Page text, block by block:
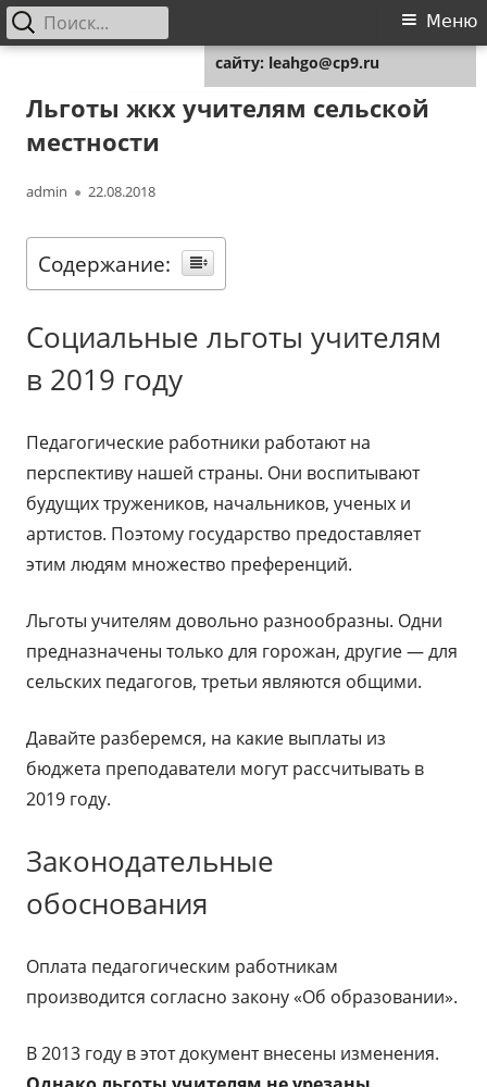
Основное
Меню
Найти:
Льготы жкх учителям сельской
местности
Автор
admin Опубликовано
22.08.2018
Содержание:
Социальные льготы учителям
в 2019 году
Педагогические работники работают на
перспективу нашей страны. Они воспитывают
будущих тружеников, начальников, ученых и
артистов. Поэтому государство предоставляет
этим людям множество преференций.
Льготы учителям довольно разнообразны. Одни
предназначены только для горожан, другие — для
сельских педагогов, третьи являются общими.
Давайте разберемся, на какие выплаты из
бюджета преподаватели могут рассчитывать в
2019 году.
Законодательные
обоснования
Оплата педагогическим работникам
производится согласно закону «Об образовании».
В 2013 году в этот документ внесены изменения.
сайту: leahgo@cp9.ru